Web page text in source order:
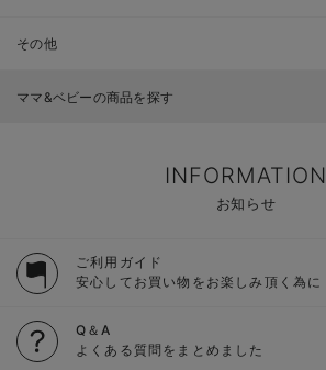
その他
ママ&ベビーの商品を探す
INFORMATION
お知らせ
ご利用ガイド
安心してお買い物をお楽しみ頂く為に
Q＆A
よくある質問をまとめました